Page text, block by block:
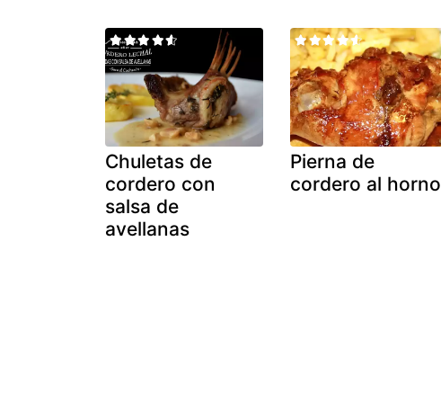
Chuletas de
cordero con
salsa de
avellanas
Pierna de
cordero al horno